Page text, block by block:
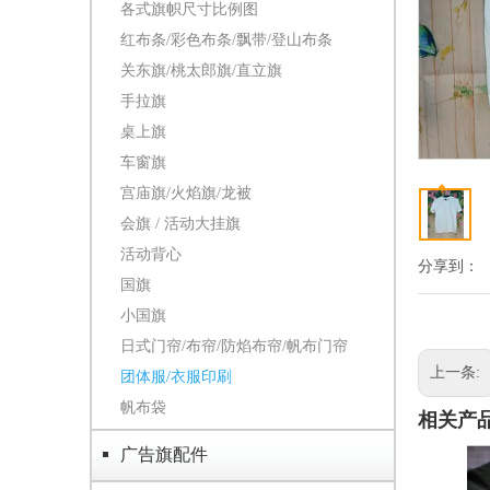
各式旗帜尺寸比例图
红布条/彩色布条/飘带/登山布条
关东旗/桃太郎旗/直立旗
手拉旗
桌上旗
车窗旗
宫庙旗/火焰旗/龙被
会旗 / 活动大挂旗
活动背心
国旗
小国旗
日式门帘/布帘/防焰布帘/帆布门帘
团体服/衣服印刷
帆布袋
广告旗配件
分享到：
上一条:
相关产